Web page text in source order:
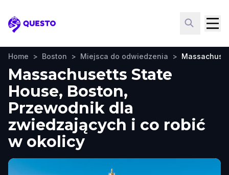
Questo
Home > Boston > Miejsca do odwiedzenia >
Massachusetts State
House, Boston,
Przewodnik dla
zwiedzających i co robić
w okolicy